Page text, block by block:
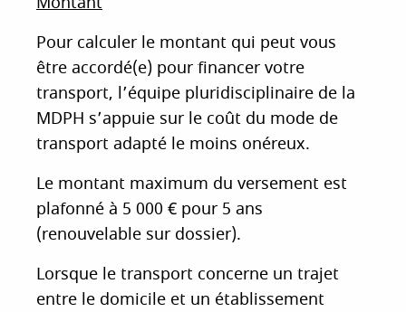
Pour calculer le montant qui peut vous
être accordé(e) pour financer votre
transport, l’équipe pluridisciplinaire de la
MDPH s’appuie sur le coût du mode de
transport adapté le moins onéreux.
Le montant maximum du versement est
plafonné à 5 000 € pour 5 ans
(renouvelable sur dossier).
Lorsque le transport concerne un trajet
entre le domicile et un établissement